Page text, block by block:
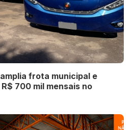
frota municipal e
700 mil mensais no